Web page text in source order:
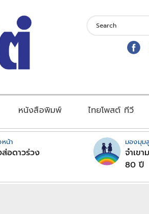
หนังสือพิมพ์ ไทยโพสต์ ทีวี
น้า
อดาวร่วง
มองมุม
จำเขา
80 ปี